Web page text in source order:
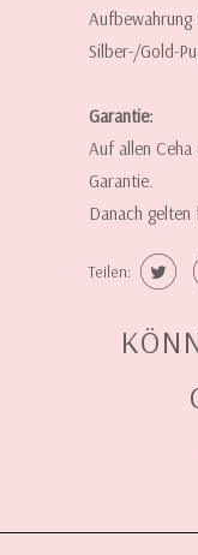
Silber-/Gold-
Garantie:
Auf allen
Garantie.
Danach gelten
Teilen: